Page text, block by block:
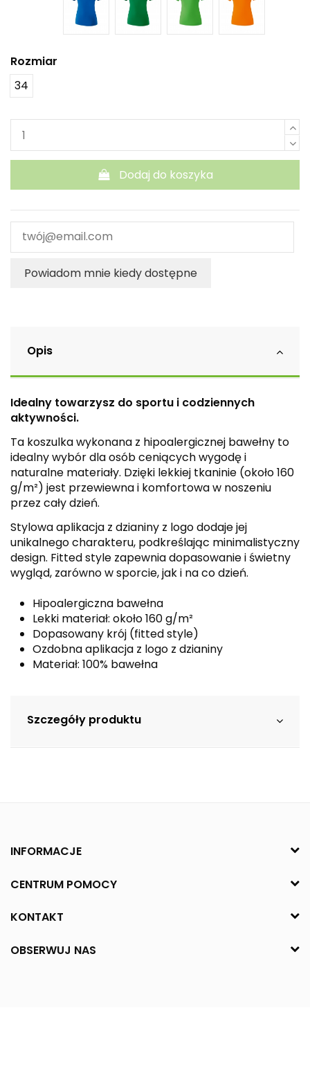
Rozmiar
34
Dodaj do koszyka
Powiadom mnie kiedy dostępne
Opis
Idealny towarzysz do sportu i codziennych
aktywności.
Ta koszulka wykonana z hipoalergicznej bawełny to
idealny wybór dla osób ceniących wygodę i
naturalne materiały. Dzięki lekkiej tkaninie (około 160
g/m²) jest przewiewna i komfortowa w noszeniu
przez cały dzień.
Stylowa aplikacja z dzianiny z logo dodaje jej
unikalnego charakteru, podkreślając minimalistyczny
design. Fitted style zapewnia dopasowanie i świetny
wygląd, zarówno w sporcie, jak i na co dzień.
Hipoalergiczna bawełna
Lekki materiał: około 160 g/m²
Dopasowany krój (fitted style)
Ozdobna aplikacja z logo z dzianiny
Materiał: 100% bawełna
Szczegóły produktu
INFORMACJE
CENTRUM POMOCY
KONTAKT
OBSERWUJ NAS